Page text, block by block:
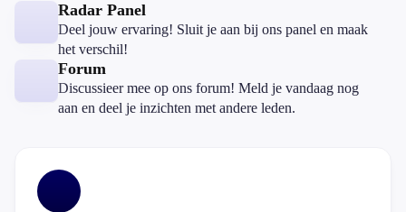
Radar Panel
Deel jouw ervaring! Sluit je aan bij ons panel en maak
het verschil!
Forum
Discussieer mee op ons forum! Meld je vandaag nog
aan en deel je inzichten met andere leden.